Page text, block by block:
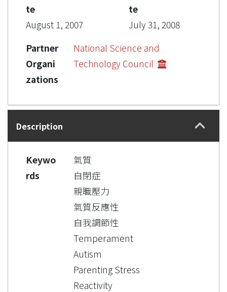
te
August 1, 2007
te
July 31, 2008
Partner
Organi
zations
National Science and
Technology Council
Description
Keywo
rds
氣質
自閉症
親職壓力
氣質反應性
自我調節性
Temperament
Autism
Parenting Stress
Reactivity